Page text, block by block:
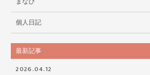
個人日記
最新記事
2026.04.12